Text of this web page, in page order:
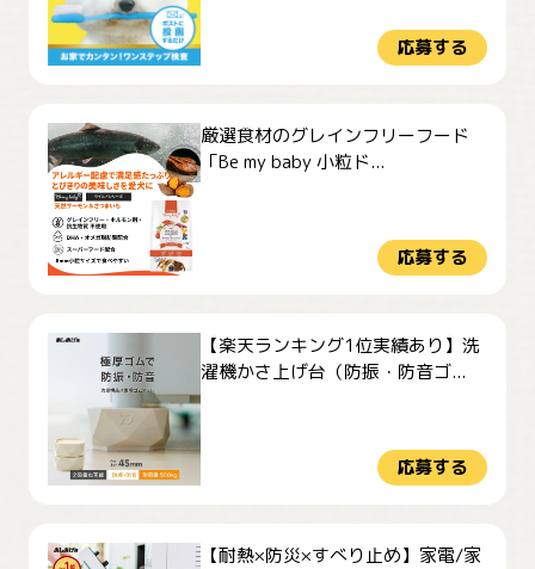
応募する
厳選食材のグレインフリーフード
「Be my baby 小粒ド...
応募する
【楽天ランキング1位実績あり】洗
濯機かさ上げ台（防振・防音ゴ...
応募する
【耐熱×防災×すべり止め】家電/家